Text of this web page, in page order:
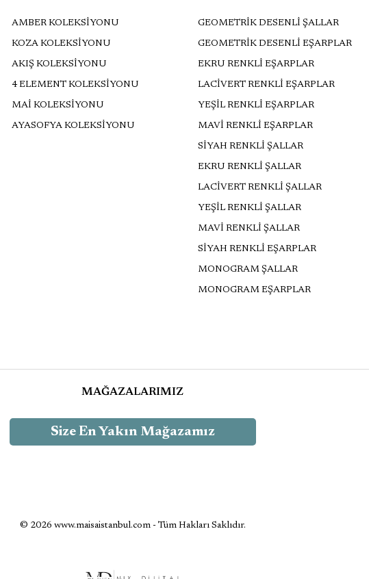
AMBER KOLEKSİYONU
KOZA KOLEKSİYONU
AKIŞ KOLEKSİYONU
4 ELEMENT KOLEKSİYONU
MAİ KOLEKSİYONU
AYASOFYA KOLEKSİYONU
GEOMETRİK DESENLİ ŞALLAR
GEOMETRİK DESENLİ EŞARPLAR
EKRU RENKLİ EŞARPLAR
LACİVERT RENKLİ EŞARPLAR
YEŞİL RENKLİ EŞARPLAR
MAVİ RENKLİ EŞARPLAR
SİYAH RENKLİ ŞALLAR
EKRU RENKLİ ŞALLAR
LACİVERT RENKLİ ŞALLAR
YEŞİL RENKLİ ŞALLAR
MAVİ RENKLİ ŞALLAR
SİYAH RENKLİ EŞARPLAR
MONOGRAM ŞALLAR
MONOGRAM EŞARPLAR
MAĞAZALARIMIZ
Size En Yakın Mağazamız
© 2026 www.maisaistanbul.com - Tüm Hakları Saklıdır.